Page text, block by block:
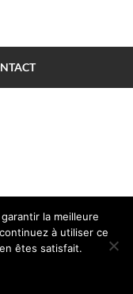
la meilleure
à utiliser ce
êtes satisfait.